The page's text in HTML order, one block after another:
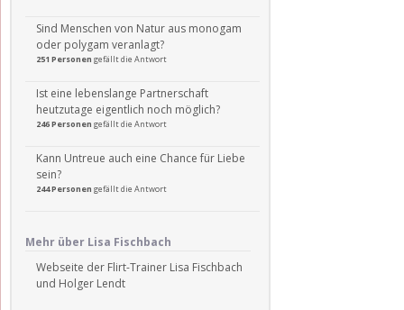
Sind Menschen von Natur aus monogam
oder polygam veranlagt?
251 Personen gefällt die Antwort
Ist eine lebenslange Partnerschaft
heutzutage eigentlich noch möglich?
246 Personen gefällt die Antwort
Kann Untreue auch eine Chance für Liebe
sein?
244 Personen gefällt die Antwort
Mehr über Lisa Fischbach
Webseite der Flirt-Trainer Lisa Fischbach
und Holger Lendt